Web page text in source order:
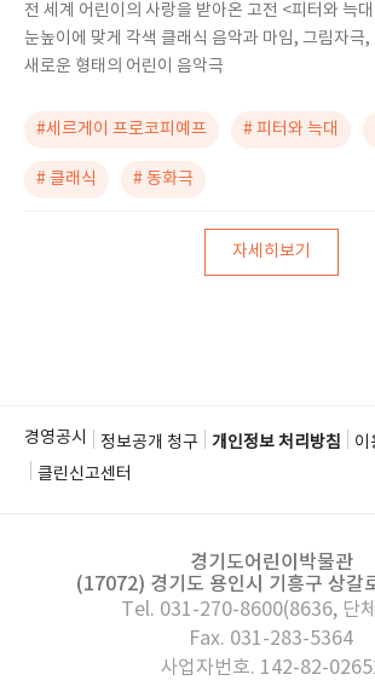
전 세계 어린이의 사랑을 받아온 고전 <피터와 늑
눈높이에 맞게 각색 클래식 음악과 마임, 그림자극,
새로운 형태의 어린이 음악극
#세르게이 프로코피예프 # 피터와 늑대
# 클래식 # 동화극
자세히보기
경영공시 정보공개 청구 개인정보 처리방침
이
클린신고센터
경기도어린이박물관
(17072) 경기도 용인시 기흥구 상갈
Tel. 031-270-8600(8636, 단
Fax. 031-283-5364
사업자번호. 142-82-